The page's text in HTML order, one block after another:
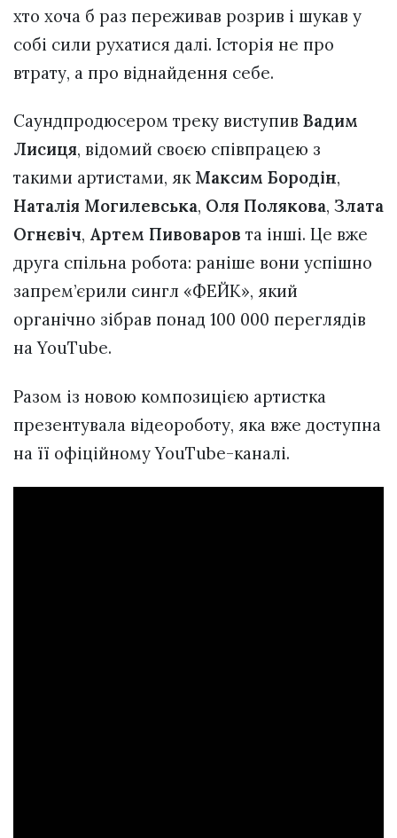
хто хоча б раз переживав розрив і шукав у
собі сили рухатися далі. Історія не про
втрату, а про віднайдення себе.
Саундпродюсером треку виступив Вадим
Лисиця, відомий своєю співпрацею з
такими артистами, як Максим Бородін,
Наталія Могилевська, Оля Полякова, Злата
Огнєвіч, Артем Пивоваров та інші. Це вже
друга спільна робота: раніше вони успішно
запрем’єрили сингл «ФЕЙК», який
органічно зібрав понад 100 000 переглядів
на YouTube.
Разом із новою композицією артистка
презентувала відеороботу, яка вже доступна
на її офіційному YouTube-каналі.